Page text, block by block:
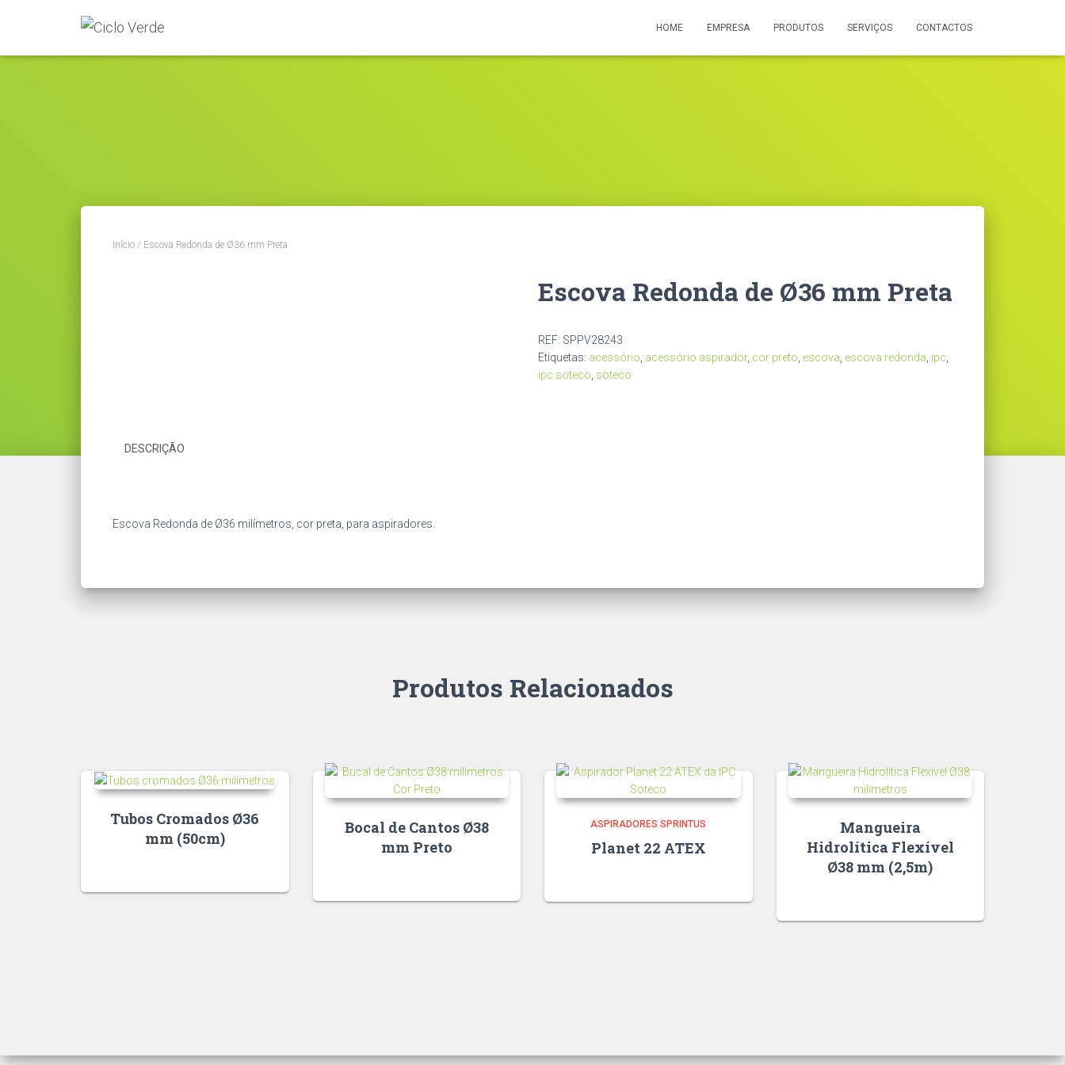
HOME EMPRESA PRODUTOS SERVIÇOS CONTACTOS
Início / Escova Redonda de Ø36 mm Preta
Escova Redonda de Ø36 mm Preta
REF: SPPV28243
Etiquetas: acessório acessório aspirador, cor preto escova escova redonda ipc
ipc soteco soteco
DESCRIÇÃO
Escova Redonda de Ø36 milímetros, cor preta, para aspiradores.
Produtos Relacionados
Tubos Cromados Ø36
mm (50cm)
Bocal de Cantos Ø38
mm Preto
ASPIRADORES SPRINTUS
Planet 22 ATEX
Mangueira
Hidrolítica Flexível
Ø38 mm (2,5m)